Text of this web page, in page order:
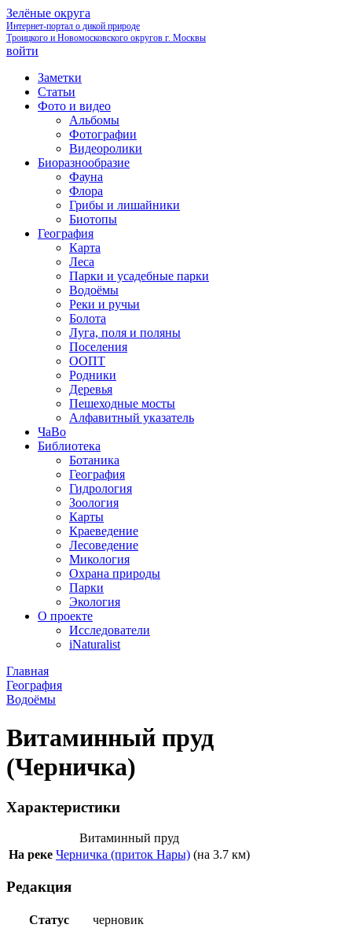
Зелёные округа
Интернет-портал о дикой природе
Троицкого и Новомосковского округов г. Москвы
войти
Заметки
Статьи
Фото и видео
Альбомы
Фотографии
Видеоролики
Биоразнообразие
Фауна
Флора
Грибы и лишайники
Биотопы
География
Карта
Леса
Парки и усадебные парки
Водоёмы
Реки и ручьи
Болота
Луга, поля и поляны
Поселения
ООПТ
Родники
Деревья
Пешеходные мосты
Алфавитный указатель
ЧаВо
Библиотека
Ботаника
География
Гидрология
Зоология
Карты
Краеведение
Лесоведение
Микология
Охрана природы
Парки
Экология
О проекте
Исследователи
iNaturalist
Главная
География
Водоёмы
Витаминный пруд
(Черничка)
Характеристики
Витаминный пруд
На реке Черничка (приток Нары) (на 3.7 км)
Редакция
Статус
черновик